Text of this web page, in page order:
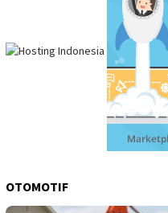
OTOMOTIF